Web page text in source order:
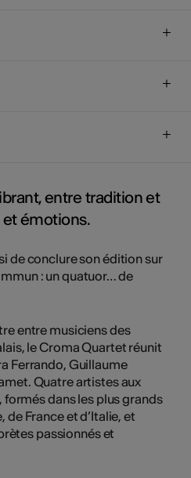
entre tradition et
émotions.
de conclure son édition sur
: un quatuor… de
entre musiciens des
le Croma Quartet réunit
Ferrando, Guillaume
Quatre artistes aux
dans les plus grands
France et d’Italie, et
passionnés et